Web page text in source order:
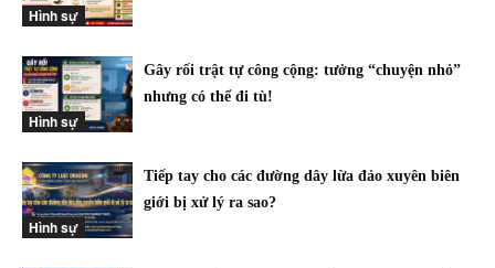
Hình sự
Hình sự
Gây rối trật tự công cộng: tưởng “chuyện nhỏ”
nhưng có thể đi tù!
Hình sự
Tiếp tay cho các đường dây lừa đảo xuyên biên
giới bị xử lý ra sao?